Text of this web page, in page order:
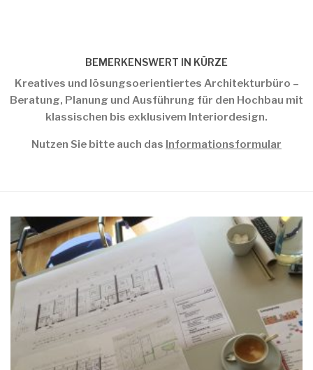
BEMERKENSWERT IN KÜRZE
Kreatives und lösungsoerientiertes Architekturbüro –
Beratung, Planung und Ausführung für den Hochbau mit
klassischen bis exklusivem Interiordesign.
Nutzen Sie bitte auch das Informationsformular